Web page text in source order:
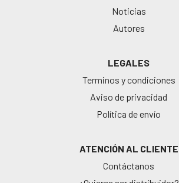
Noticias
Autores
LEGALES
Terminos y condiciones
Aviso de privacidad
Política de envío
ATENCIÓN AL CLIENTE
Contáctanos